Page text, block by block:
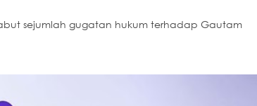
sejumlah gugatan hukum terhadap Gautam